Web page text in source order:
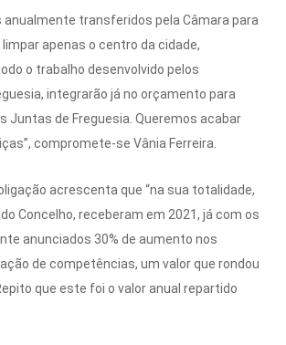
anualmente transferidos pela Câmara para
apenas o centro da cidade,
o trabalho desenvolvido pelos
integrarão já no orçamento para
Juntas de Freguesia. Queremos acabar
compromete-se Vânia Ferreira.
acrescenta que “na sua totalidade,
Concelho, receberam em 2021, já com os
anunciados 30% de aumento nos
de competências, um valor que rondou
que este foi o valor anual repartido